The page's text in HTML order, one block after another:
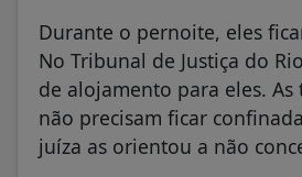
Durante o pernoite, eles
No Tribunal de Justiça do
de alojamento para eles. As
não precisam ficar
juíza as orientou a não